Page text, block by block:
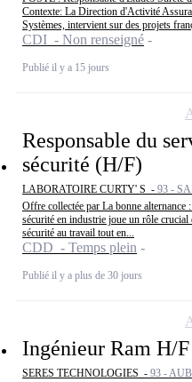
Contexte: La Direction d'Activité
Systèmes, intervient sur des projets
CDI - Non renseigné
Publié il y a 15 jours
Responsable du
sécurité (H/F)
LABORATOIRE CURTY' S - 93 -
Offre collectée par La bonne
sécurité en industrie joue un rôle crucial
sécurité au travail tout en...
CDD - Temps plein
Publié il y a plus de 30 jours
Ingénieur Ram H/F
SERES TECHNOLOGIES - 93 -